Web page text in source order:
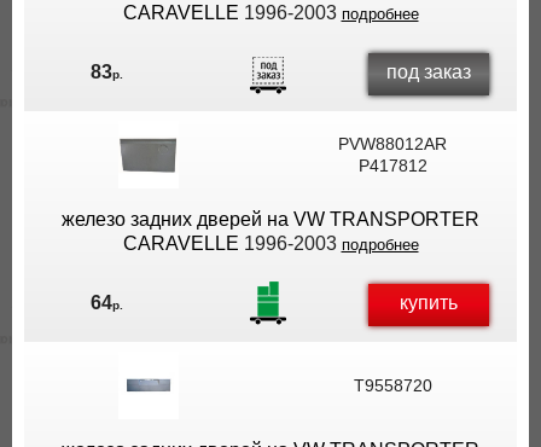
CARAVELLE 1996-2003 подробнее
83р. под заказ
PVW88012AR
P417812
железо задних дверей на VW TRANSPORTER
CARAVELLE 1996-2003 подробнее
64р. купить
T9558720